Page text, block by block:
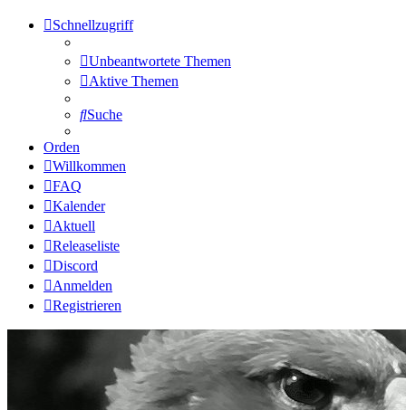
Schnellzugriff
Unbeantwortete Themen
Aktive Themen
Suche
Orden
Willkommen
FAQ
Kalender
Aktuell
Releaseliste
Discord
Anmelden
Registrieren